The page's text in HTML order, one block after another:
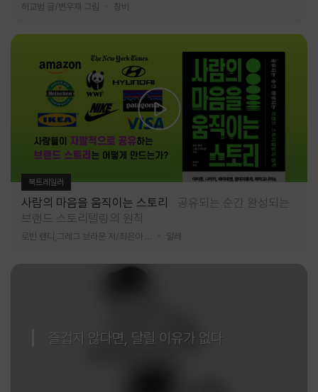
허교범 글/변우재 그림 창비
북트레일러
사람의 마음을 움직이는 스토리
공유되는 순간 완성되는
브랜드 스토리텔링의 원칙
알레
즐겁지 않다면, 달릴 이유가 없다